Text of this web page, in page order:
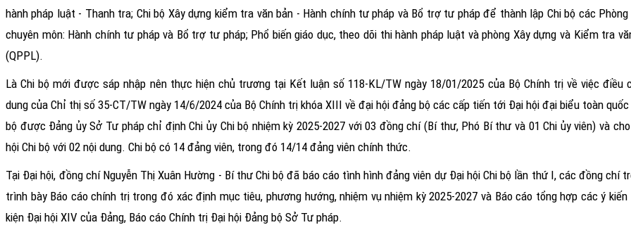
hành pháp luật - Thanh tra; Chi bộ Xây dựng kiểm tra văn bản - Hành chính tư pháp và Bổ trợ tư pháp để thành lập Chi bộ các
chuyên môn: Hành chính tư pháp và Bổ trợ tư pháp; Phổ biến giáo dục, theo dõi thi hành pháp luật và phòng Xây dựng và Kiểm tra
(QPPL).
Là Chi bộ mới được sáp nhập nên thực hiện chủ trương tại Kết luận số 118-KL/TW ngày 18/01/2025 của Bộ Chính trị về việc điều
dung của Chỉ thị số 35-CT/TW ngày 14/6/2024 của Bộ Chính trị khóa XIII về đại hội đảng bộ các cấp tiến tới Đại hội đại biểu toàn
bộ được Đảng ủy Sở Tư pháp chỉ định Chi ủy Chi bộ nhiệm kỳ 2025-2027 với 03 đồng chí (Bí thư, Phó Bí thư và 01 Chi ủy viên) và
hội Chi bộ với 02 nội dung. Chi bộ có 14 đảng viên, trong đó 14/14 đảng viên chính thức.
Tại Đại hội, đồng chí Nguyễn Thị Xuân Hường - Bí thư Chi bộ đã báo cáo tình hình đảng viên dự Đại hội Chi bộ lần thứ I, các đồng chí
trình bày Báo cáo chính trị trong đó xác định mục tiêu, phương hướng, nhiệm vụ nhiệm kỳ 2025-2027 và Báo cáo tổng hợp các ý
kiện Đại hội XIV của Đảng, Báo cáo Chính trị Đại hội Đảng bộ Sở Tư pháp.